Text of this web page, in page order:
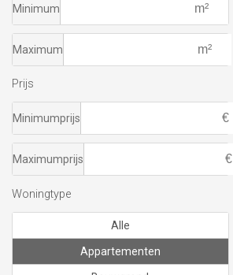
Minimum
Maximum
Prijs
Minimumprijs
Maximumprijs
Woningtype
Alle
Appartementen